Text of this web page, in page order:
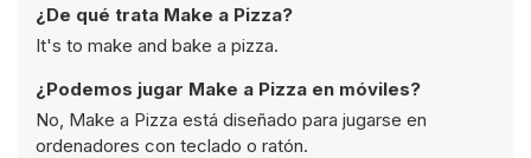
¿De qué trata Make a Pizza?
It's to make and bake a pizza.
¿Podemos jugar Make a Pizza en móviles?
No, Make a Pizza está diseñado para jugarse en
ordenadores con teclado o ratón.